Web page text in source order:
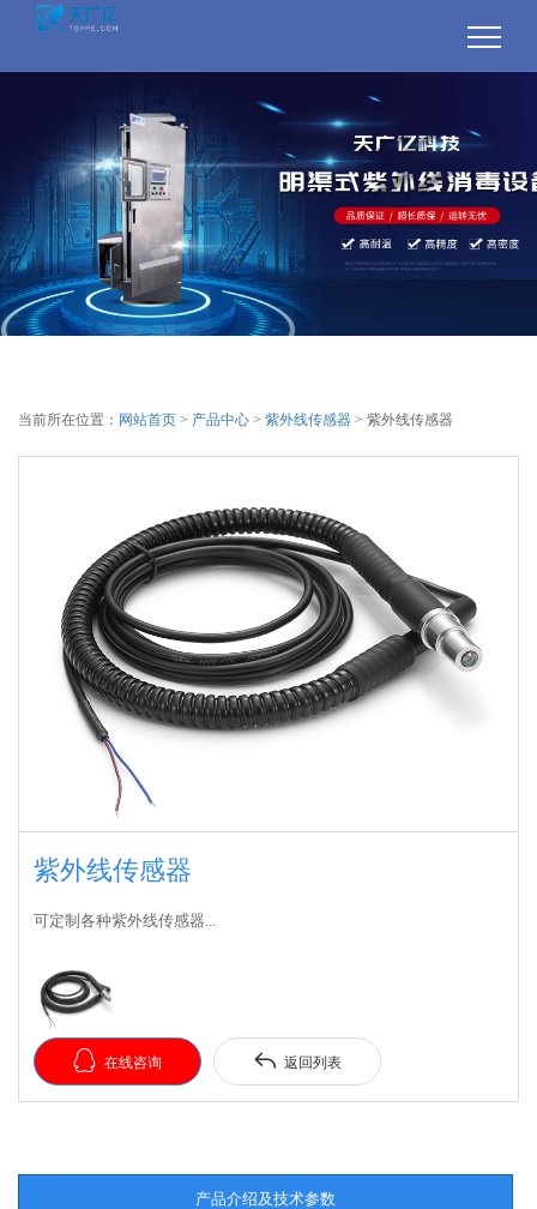
当前所在位置： 网站首页 > 产品中心 > 紫外线传感器 > 紫外线传感器
紫外线传感器
可定制各种紫外线传感器...
 在线咨询  返回列表
产品介绍及技术参数